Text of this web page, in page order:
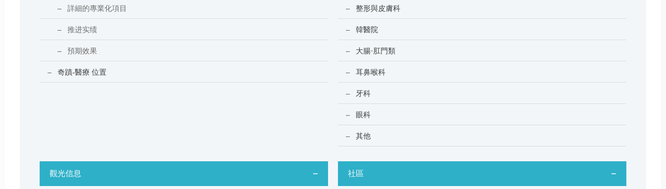
詳細的專業化項目
推进实绩
預期效果
奇蹟-醫療 位置
整形與皮膚科
韓醫院
大腸·肛門類
耳鼻喉科
牙科
眼科
其他
觀光信息 社區